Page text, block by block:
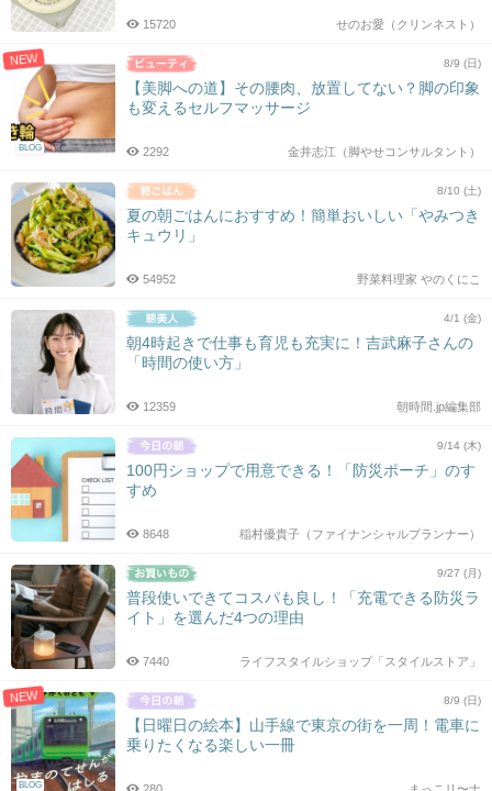
せのお愛（クリンネスト）
15720
NEW
BLOG
8/9 (日)
【美脚への道】その腰肉、放置してない？脚の印象
も変えるセルフマッサージ
金井志江（脚やせコンサルタント）
2292
8/10 (土)
夏の朝ごはんにおすすめ！簡単おいしい「やみつき
キュウリ」
野菜料理家 やのくにこ
54952
4/1 (金)
朝4時起きで仕事も育児も充実に！吉武麻子さんの
「時間の使い方」
朝時間.jp編集部
12359
9/14 (木)
100円ショップで用意できる！「防災ポーチ」のす
すめ
稲村優貴子（ファイナンシャルプランナー）
8648
9/27 (月)
普段使いできてコスパも良し！「充電できる防災ラ
イト」を選んだ4つの理由
ライフスタイルショップ「スタイルストア」
7440
NEW
BLOG
8/9 (日)
【日曜日の絵本】山手線で東京の街を一周！電車に
乗りたくなる楽しい一冊
まっこリ〜ナ
280